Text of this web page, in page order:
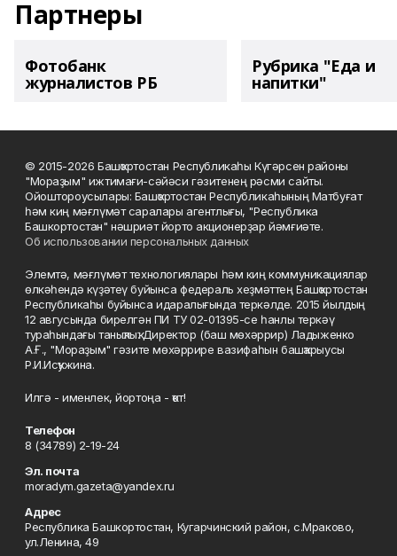
Партнеры
Фотобанк
журналистов РБ
Рубрика "Еда и
напитки"
© 2015-2026 Башҡортостан Республикаһы Күгәрсен районы
"Мораҙым" ижтимағи-сәйәси гәзитенең рәсми сайты.
Ойоштороусылары: Башҡортостан Республикаһының Матбуғат
һәм киң мәғлүмәт саралары агентлығы, "Республика
Башкортостан" нәшриәт йорто акционерҙар йәмғиәте.
Об использовании персональных данных
Элемтә, мәғлүмәт технологиялары һәм киң коммуникациялар
өлкәһендә күҙәтеү буйынса федераль хеҙмәттең Башҡортостан
Республикаһы буйынса идаралығында теркәлде. 2015 йылдың
12 авгусында бирелгән ПИ ТУ 02-01395-се һанлы теркәү
тураһындағы таныҡлыҡ. Директор (баш мөхәррир) Ладыженко
А.Ғ., "Мораҙым" гәзите мөхәррире вазифаһын башҡарыусы
Р.И.Исҡужина.
Илгә - именлек, йортоңа - ҡот!
Телефон
8 (34789) 2-19-24
Эл. почта
moradym.gazeta@yandex.ru
Адрес
Республика Башкортостан, Кугарчинский район, с.Мраково,
ул.Ленина, 49